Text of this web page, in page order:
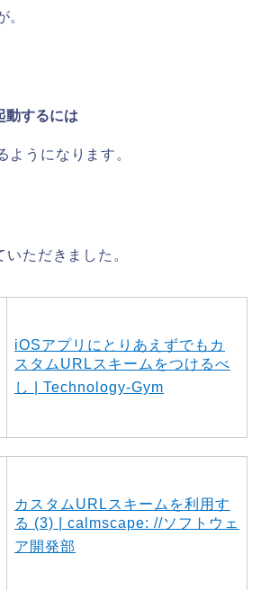
。
動するには
ようになります。
ただきました。
iOSアプリにとりあえずでもカ
スタムURLスキームをつけるべ
し | Technology-Gym
カスタムURLスキームを利用す
る (3) | calmscape: //ソフトウェ
ア開発部